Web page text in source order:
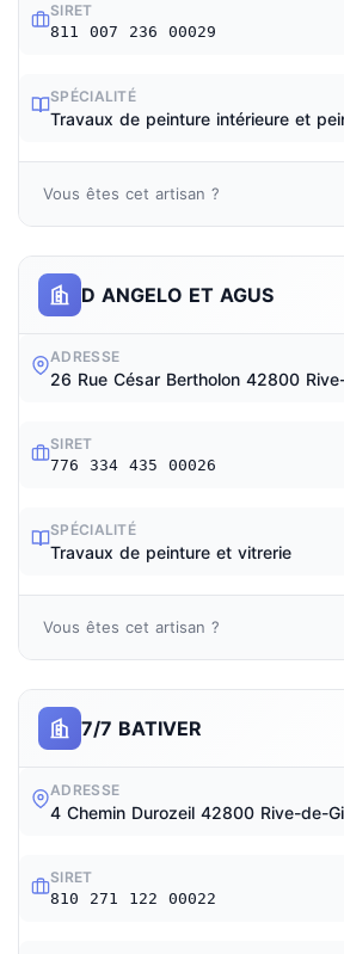
SIRET
811 007 236 00029
SPÉCIALITÉ
Travaux de peinture intérieure et
Vous êtes cet artisan ?
D ANGELO ET AGUS
ADRESSE
26 Rue César Bertholon 42800
SIRET
776 334 435 00026
SPÉCIALITÉ
Travaux de peinture et vitrerie
Vous êtes cet artisan ?
7/7 BATIVER
ADRESSE
4 Chemin Durozeil 42800 Rive-de-
SIRET
810 271 122 00022